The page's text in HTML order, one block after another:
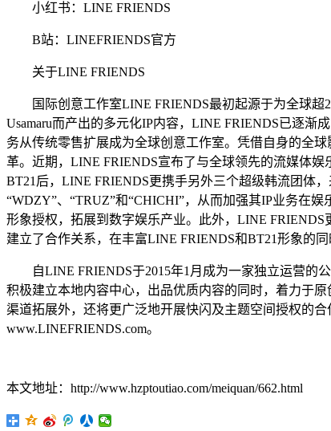
小红书：LINE FRIENDS
B站：LINEFRIENDS官方
关于LINE FRIENDS
国际创意工作室LINE FRIENDS最初起源于为全球超2
Usamaru而产出的多元化IP内容，LINE FRIENDS已逐
务从传统零售扩展成为全球创意工作室。凭借自身的全
革。近期，LINE FRIENDS宣布了与全球领先的流媒体
BT21后，LINE FRIENDS更携手另外三个超级韩流团体
“WDZY”、“TRUZ”和“CHICHI”，从而加强其IP业务在
形象授权，拓展到数字娱乐产业。此外，LINE FRIENDS
建立了合作关系，在丰富LINE FRIENDS和BT21形象的
自LINE FRIENDS于2015年1月成为一家独立运营的公
积极建立本地内容中心，出品优质内容的同时，着力于
渠道拓展外，还将更广泛地开展快闪及主题空间授权的
www.LINEFRIENDS.com。
本文地址：http://www.hzptoutiao.com/meiquan/662.html